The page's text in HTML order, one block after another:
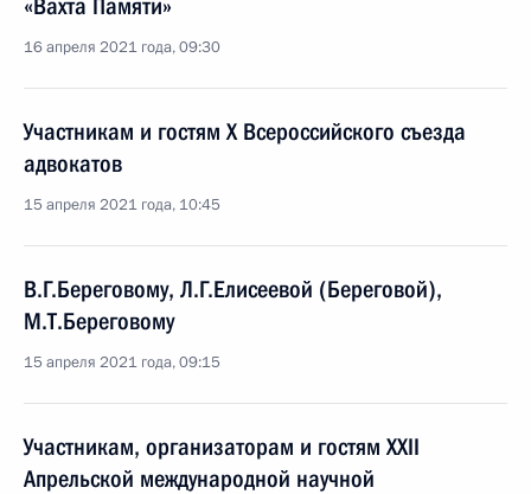
«Вахта Памяти»
16 апреля 2021 года, 09:30
Участникам и гостям X Всероссийского съезда
адвокатов
15 апреля 2021 года, 10:45
В.Г.Береговому, Л.Г.Елисеевой (Береговой),
М.Т.Береговому
15 апреля 2021 года, 09:15
Участникам, организаторам и гостям XXII
Апрельской международной научной